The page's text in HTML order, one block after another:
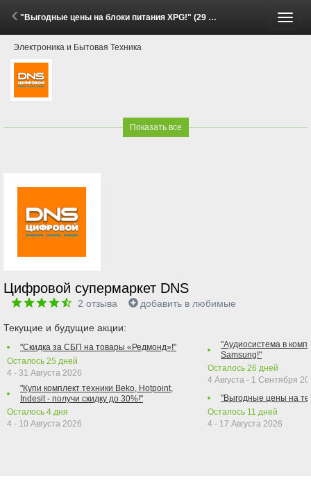
"Выгодные цены на блоки питания XPG!" (29 Мая - 15 Июня 2026)
Электроника и Бытовая Техника
Показать все
Цифровой супермаркет DNS
2 отзыва добавить в любимые
Текущие и будущие акции:
"Скидка за СБП на товары «Редмонд»!"
Осталось 25 дней
4 - 31 Августа 2026
"Купи комплект техники Beko, Hotpoint,
Indesit - получи скидку до 30%!"
Осталось 4 дня
4 - 10 Августа 2026
"Аудиосистема в
Samsung!"
Осталось 26 дней
4 Августа - 1 Сентября
"Выгодные цены на
Осталось 11 дней
4 - 17 Августа 2026